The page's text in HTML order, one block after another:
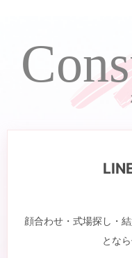
顔合わせ・式場探し・
とな